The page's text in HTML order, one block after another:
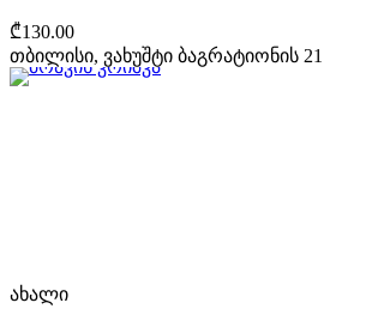
₾130.00
თბილისი, ვახუშტი ბაგრატიონის 21
ახალი